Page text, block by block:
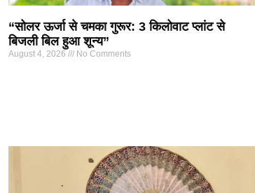
“सोलर ऊर्जा से चमका गुरूर: 3 किलोवाट प्लांट से
बिजली बिल हुआ शून्य”
August 4, 2026 No Comments